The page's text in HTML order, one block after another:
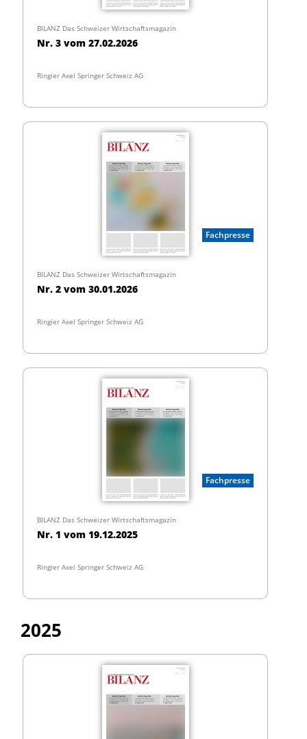
BILANZ Das Schweizer Wirtschaftsmagazin
Nr. 3 vom 27.02.2026
Ringier Axel Springer Schweiz AG
Fachpresse
BILANZ Das Schweizer Wirtschaftsmagazin
Nr. 2 vom 30.01.2026
Ringier Axel Springer Schweiz AG
Fachpresse
BILANZ Das Schweizer Wirtschaftsmagazin
Nr. 1 vom 19.12.2025
Ringier Axel Springer Schweiz AG
2025